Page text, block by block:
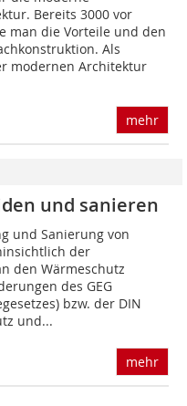
Bereits 3000 vor
man die Vorteile und den
Als
modernen Architektur
mehr
und sanieren
und Sanierung von
der
den Wärmeschutz
des GEG
bzw. der DIN
und...
mehr